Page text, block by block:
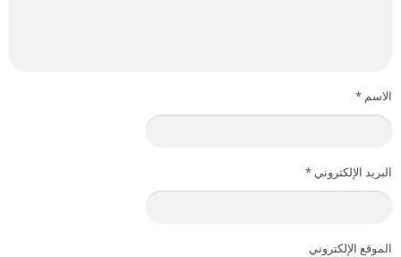
الاسم *
البريد الإلكتروني *
الموقع الإلكتروني